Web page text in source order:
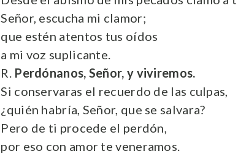
Señor, escucha mi clamor;
que estén atentos tus oídos
a mi voz suplicante.
R. Perdónanos, Señor, y viviremos.
Si conservaras el recuerdo de las culpas,
¿quién habría, Señor, que se salvara?
Pero de ti procede el perdón,
por eso con amor te veneramos.